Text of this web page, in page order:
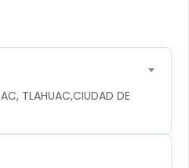
TLAHUAC,CIUDAD DE